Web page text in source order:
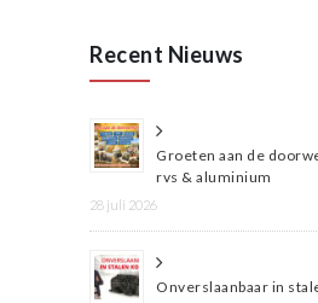
Recent Nieuws
Groeten aan de
rvs & aluminium
28 juli 2026
Onverslaanbaar in